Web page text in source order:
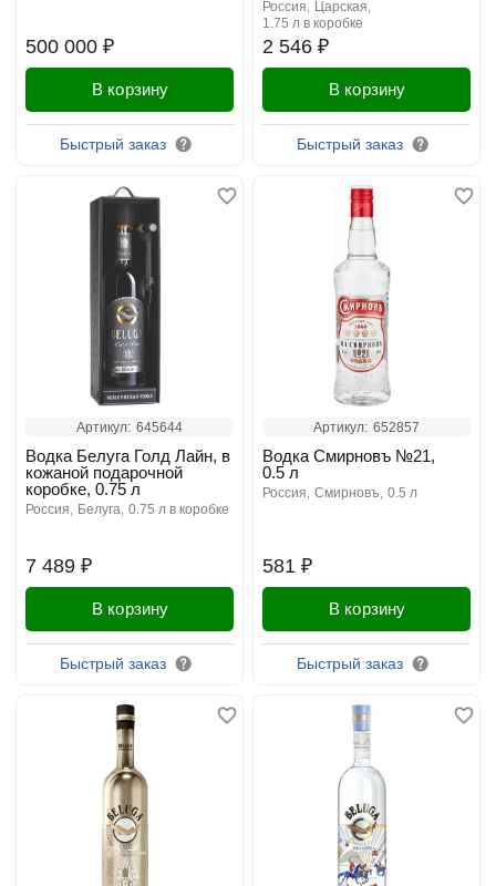
500 000 ₽
В корзину
Быстрый заказ
2 546 ₽
россия
царская
1.75 л в коробке
В корзину
Быстрый заказ
Артикул: 645644
7 489 ₽
Водка Белуга Голд Лайн, в
кожаной подарочной
коробке, 0.75 л
россия белуга 0.75 л в коробке
В корзину
Быстрый заказ
Артикул: 652857
581 ₽
Водка Смирновъ №21,
0.5 л
россия смирновъ 0.5 л
В корзину
Быстрый заказ